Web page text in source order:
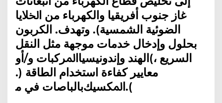
ﻏﺎﺯ ﺟﻨﻮﺏ ﺃﻓﺮﻳﻘﻴﺎ ﻭﺍﻟﻜﻬﺮﺑﺎﺀ ﻣﻦ ﺍﳋﻼﻳﺎ
ﺍﻟﻀﻮﺋﻴﺔ ﺍﻟﺸﻤﺴﻴﺔ). ﻭﺗﻬﺪﻑ. ﺍﻟﻜﺮﺑﻮﻥ
ﺑﺤﻠﻮﻝ ﻭﺇﺩﺧﺎﻝ ﺧﺪﻣﺎﺕ ﻣﻮﺟﻬﺔ ﻣﺜﻞ ﺍﻟﻨﻘﻞ
ﺍﻟﺴﺮﻳﻊ ،)ﺍﻟﻬﻨﺪ ﻭﺇﻧﺪﻭﻧﻴﺴﻴﺎﺍﳌﺮﻛﺒﺎﺕ ﻭ/ﺃﻭ
ﻣﻌﺎﻳﻴﺮ ﻛﻔﺎﺀﺓ ﺍﺳﺘﺨﺪﺍﻡ ﺍﻟﻄﺎﻗﺔ (.
).ﺍﳌﻜﺴﻴﻚﺑﺎﻟﺒﺎﺻﺎﺕ ﻓﻲ ﻣ